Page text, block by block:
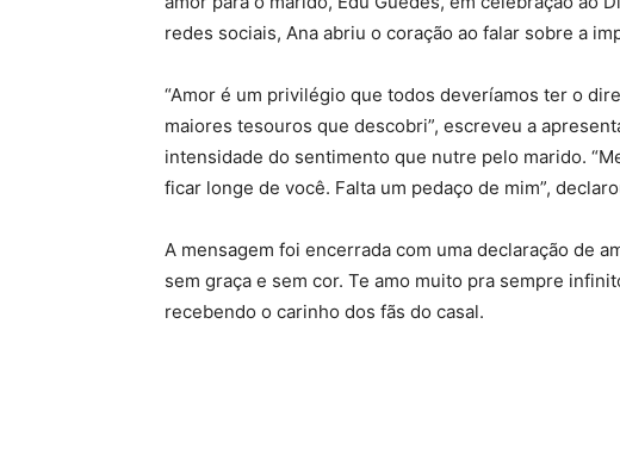
redes sociais, Ana abriu o coração ao falar sobre a
“Amor é um privilégio que todos deveríamos ter o
maiores tesouros que descobri”, escreveu a
intensidade do sentimento que nutre pelo marido.
ficar longe de você. Falta um pedaço de mim”,
A mensagem foi encerrada com uma declaração de
sem graça e sem cor. Te amo muito pra sempre
recebendo o carinho dos fãs do casal.